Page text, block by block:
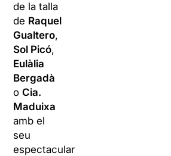
de la talla
de Raquel
Gualtero,
Sol Picó,
Eulàlia
Bergadà
oCia.
Maduixa
amb el
seu
espectacular